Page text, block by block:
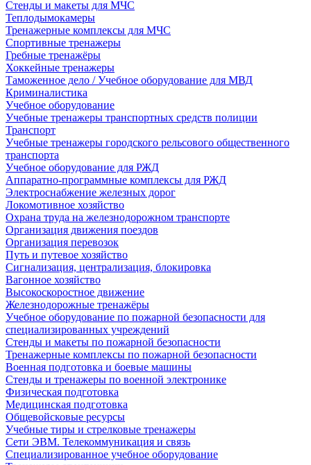
Стенды и макеты для МЧС
Теплодымокамеры
Тренажерные комплексы для МЧС
Спортивные тренажеры
Гребные тренажёры
Хоккейные тренажеры
Таможенное дело / Учебное оборудование для МВД
Криминалистика
Учебное оборудование
Учебные тренажеры транспортных средств полиции
Транспорт
Учебные тренажеры городского рельсового общественного
транспорта
Учебное оборудование для РЖД
Аппаратно-программные комплексы для РЖД
Электроснабжение железных дорог
Локомотивное хозяйство
Охрана труда на железнодорожном транспорте
Организация движения поездов
Организация перевозок
Путь и путевое хозяйство
Сигнализация, централизация, блокировка
Вагонное хозяйство
Высокоскоростное движение
Железнодорожные тренажёры
Учебное оборудование по пожарной безопасности для
специализированных учреждений
Стенды и макеты по пожарной безопасности
Тренажерные комплексы по пожарной безопасности
Военная подготовка и боевые машины
Стенды и тренажеры по военной электронике
Физическая подготовка
Медицинская подготовка
Общевойсковые ресурсы
Учебные тиры и стрелковые тренажеры
Сети ЭВМ. Телекоммуникация и связь
Специализированное учебное оборудование